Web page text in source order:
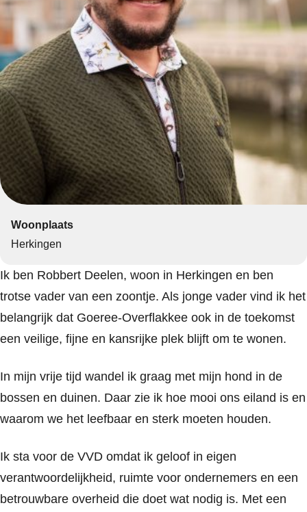
Woonplaats
Herkingen
Ik ben Robbert Deelen, woon in Herkingen en ben
trotse vader van een zoontje. Als jonge vader vind ik het
belangrijk dat Goeree-Overflakkee ook in de toekomst
een veilige, fijne en kansrijke plek blijft om te wonen.
In mijn vrije tijd wandel ik graag met mijn hond in de
bossen en duinen. Daar zie ik hoe mooi ons eiland is en
waarom we het leefbaar en sterk moeten houden.
Ik sta voor de VVD omdat ik geloof in eigen
verantwoordelijkheid, ruimte voor ondernemers en een
betrouwbare overheid die doet wat nodig is. Met een